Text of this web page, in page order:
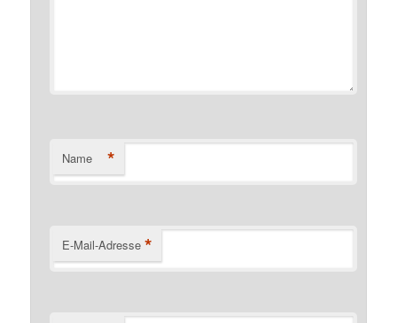
Name *
E-Mail-Adresse *